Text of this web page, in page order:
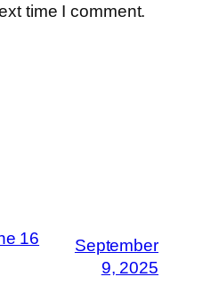
time I comment.
16
September
9, 2025